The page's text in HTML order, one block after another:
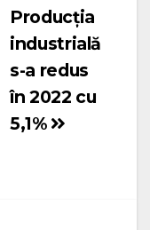
Producția
industrială
s-a redus
în 2022 cu
5,1%